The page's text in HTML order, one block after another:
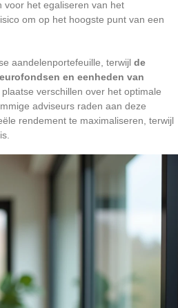
voor het egaliseren van het
om op het hoogste punt van een
aandelenportefeuille, terwijl de
en eenheden van
verschillen over het optimale
adviseurs raden aan deze
rendement te maximaliseren, terwijl